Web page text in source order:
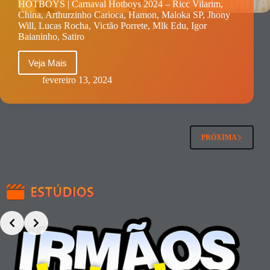
Uncles
Move)
–
Leicy
Sposito
&
Lucas
Rocha
HOTBOYS | Carnaval Hotboys 2024 – Ricc Vilarim,
China, Arthurzinho Carioca, Hamon, Maloka SP, Jhony
Will, Lucas Rocha, Victão Porrete, Mlk Edu, Igor
Baianinho, Satiro
Veja MaisHOTBOYS
|
Maloka
SP,
Will,
Lucas
Rocha,
Victão
Porrete,
fevereiro 13, 2024
PRÓXIMA